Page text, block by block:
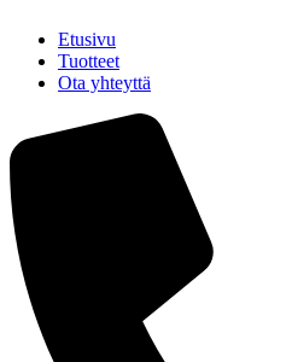
Etusivu
Tuotteet
Ota yhteyttä